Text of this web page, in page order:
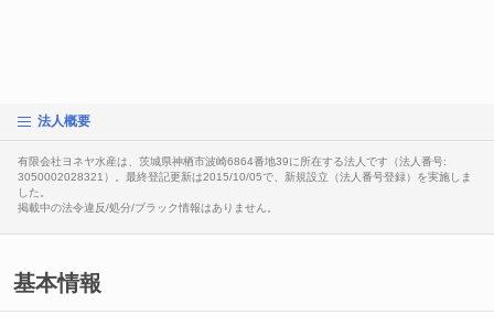
法人概要
有限会社ヨネヤ水産は、茨城県神栖市波崎6864番地39に所在する法人です（法人番号:
3050002028321）。最終登記更新は2015/10/05で、新規設立（法人番号登録）を実施しま
した。
掲載中の法令違反/処分/ブラック情報はありません。
基本情報